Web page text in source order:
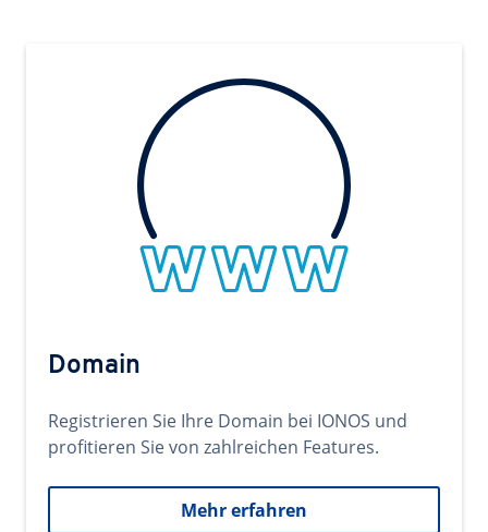
Domain
Registrieren Sie Ihre Domain bei IONOS und
profitieren Sie von zahlreichen Features.
Mehr erfahren